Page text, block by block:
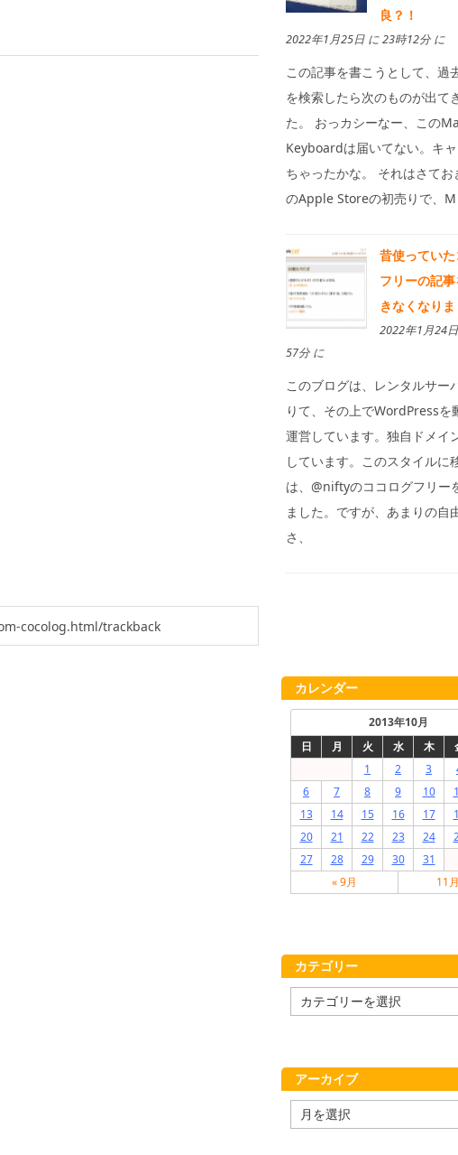
良？！
2022年1月25日 に 23時12分 に
この記事を書こうとして、過
を検索したら次のものが出て
た。 おっカシーなー、この
Keyboardは届いてない。キ
ちゃったかな。 それはさてお
のApple Storeの初売りで、M
昔使ってい
フリーの記
きなくなり
2022年1月24
57分 に
このブログは、レンタルサー
りて、その上でWordPressを
運営しています。独自ドメイ
しています。このスタイルに
は、@niftyのココログフリー
ました。ですが、あまりの自
さ、
カレンダー
2013年10月
日
月 火 水 木
1
2 3
6
7 8 9 10
13
14 15 16 17
20
21 22 23 24
27
28 29 30
31
« 9月
11
カテゴリー
テ
ー
アーカイブ
ー